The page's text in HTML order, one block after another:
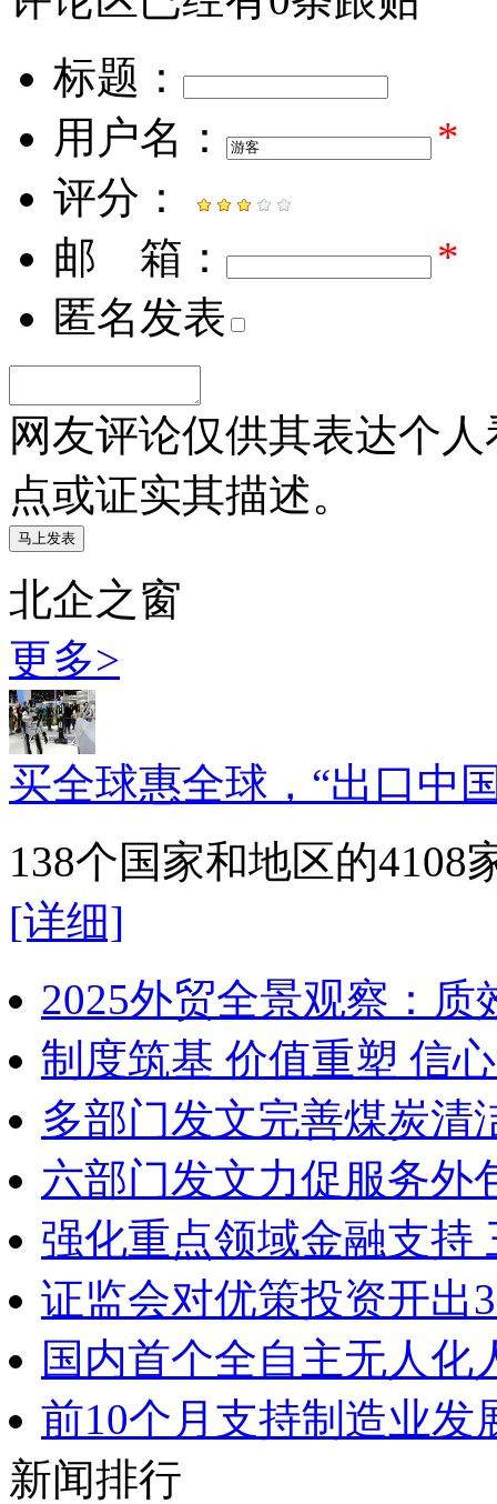
标题：
用户名：
*
评分：
邮 箱：
*
匿名发表
网友评论仅供其表达个
点或证实其描述。
北企之窗
更多>
买全球惠全球，“出口中
138个国家和地区的4108
[详细]
2025外贸全景观察：
制度筑基 价值重塑 信
多部门发文完善煤炭清
六部门发文力促服务外
强化重点领域金融支持
证监会对优策投资开出
国内首个全自主无人化
前10个月支持制造业发
新闻排行